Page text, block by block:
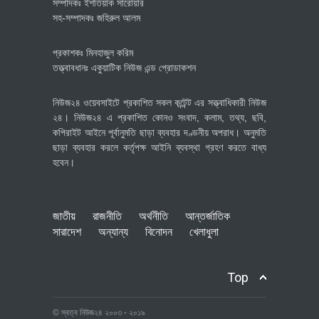
সম্পাদকঃ ইশতিয়াক সারোয়ার
সহ-সম্পাদকঃ জহিরুল আলম
প্রকাশকঃ মিনহাজুল করিম
তত্ত্বাবধানঃ একুয়াটিক নিউজ এন্ড প্রোডাকশন
নিউজ২৪ ওয়েবসাইটে প্রকাশিত সকল কন্টেন্ট এর সত্ত্বাধিকারী নিউজ
২৪। নিউজ২৪ এ প্রকাশিত কোনও সংবাদ, কলাম, তথ্য, ছবি,
কপিরাইট আইনে পূর্বানুমতি ছাড়া ব্যবহার দণ্ডনীয় অপরাধ। অনুমতি
ছাড়া ব্যবহার করলে কর্তৃপক্ষ আইনি ব্যবস্থা গ্রহণ করতে বাধ্য
হবেন।
জাতীয় রাজনীতি অর্থনীতি
আন্তর্জাতিক
সারাদেশ
অন্যান্য বিনোদন খেলাধুলা
Top
© স্বত্ব নিউজ২৪ ২০০৩ - ২০১৯